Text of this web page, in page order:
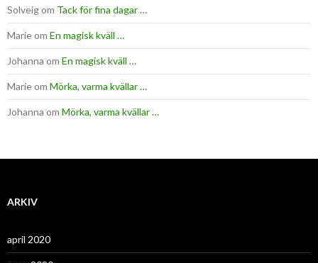
Solveigom Tack för fina dagar …
Marieom En magisk kväll …
Johanna om En magisk kväll …
Marieom Mörka, varma kvällar …
Johanna om Mörka, varma kvällar …
ARKIV
april 2020